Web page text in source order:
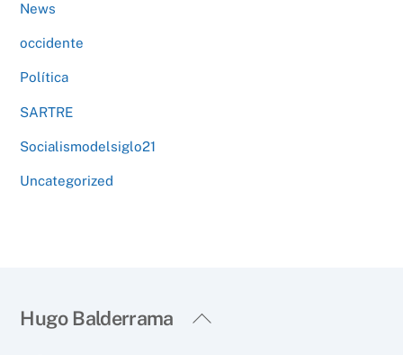
News
occidente
Política
SARTRE
Socialismodelsiglo21
Uncategorized
Back
Hugo Balderrama